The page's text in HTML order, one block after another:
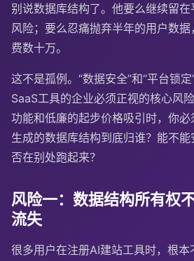
别说数据库结构了。他要么继续留
风险；要么忍痛抛弃半年的用户数
费数十万。
这不是孤例。“数据安全”和“平台锁
SaaS工具的企业必须正视的核心风
功能和低廉的起步价格吸引时，你必
生成的数据库结构到底归谁？能不
否在别处跑起来？
风险一：数据结构所有权
流失
很多用户在注册AI建站工具时，根